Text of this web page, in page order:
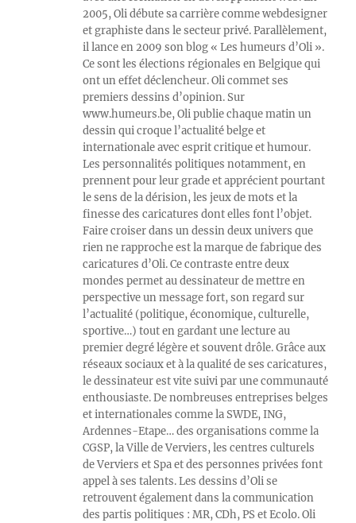
2005, Oli débute sa carrière comme webdesigner
et graphiste dans le secteur privé. Parallèlement,
il lance en 2009 son blog « Les humeurs d’Oli ».
Ce sont les élections régionales en Belgique qui
ont un effet déclencheur. Oli commet ses
premiers dessins d’opinion. Sur
www.humeurs.be, Oli publie chaque matin un
dessin qui croque l’actualité belge et
internationale avec esprit critique et humour.
Les personnalités politiques notamment, en
prennent pour leur grade et apprécient pourtant
le sens de la dérision, les jeux de mots et la
finesse des caricatures dont elles font l’objet.
Faire croiser dans un dessin deux univers que
rien ne rapproche est la marque de fabrique des
caricatures d’Oli. Ce contraste entre deux
mondes permet au dessinateur de mettre en
perspective un message fort, son regard sur
l’actualité (politique, économique, culturelle,
sportive…) tout en gardant une lecture au
premier degré légère et souvent drôle. Grâce aux
réseaux sociaux et à la qualité de ses caricatures,
le dessinateur est vite suivi par une communauté
enthousiaste. De nombreuses entreprises belges
et internationales comme la SWDE, ING,
Ardennes-Etape… des organisations comme la
CGSP, la Ville de Verviers, les centres culturels
de Verviers et Spa et des personnes privées font
appel à ses talents. Les dessins d’Oli se
retrouvent également dans la communication
des partis politiques : MR, CDh, PS et Ecolo. Oli